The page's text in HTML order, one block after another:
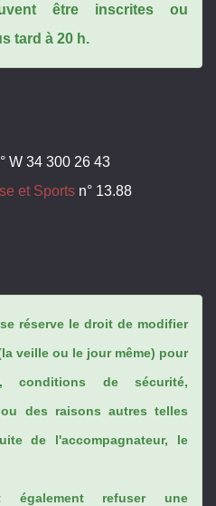
être inscrites ou
tard à 20 h.
W 34 300 26 43
et Sports n° 13.88
réserve le droit de modifier
veille ou le jour même) pour
conditions de sécurité,
des raisons autres telles
de l'accompagnateur, le
également refuser une